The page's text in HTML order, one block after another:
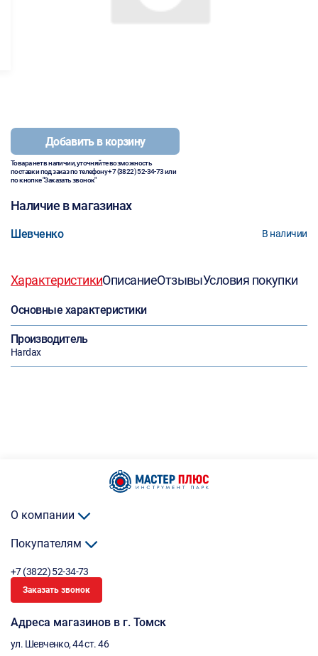
Добавить в корзину
Товара нет в наличии, уточняйте возможность
поставки под заказ по телефону+7 (3822) 52-34-73или
по кнопке "Заказать звонок"
Наличие в магазинах
Шевченко В наличии
ХарактеристикиОписаниеОтзывыУсловия покупки
Основные характеристики
Производитель
Hardax
О компании
Покупателям
+7 (3822) 52-34-73
Заказать звонок
Адреса магазинов в г. Томск
ул. Шевченко, 44 ст. 46